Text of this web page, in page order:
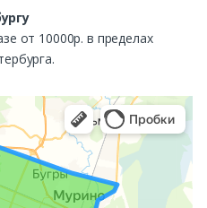
от 10000р. в пределах